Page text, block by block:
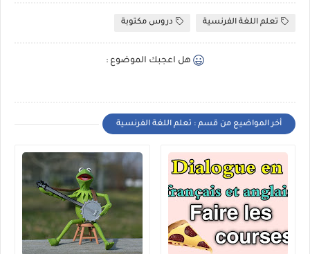
تعلم اللغة الفرنسية دروس مكتوبة
هل اعجبك الموضوع :
أخر المواضيع من قسم : تعلم اللغة الفرنسية